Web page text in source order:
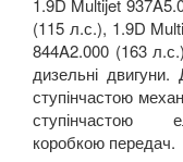
1.9D Multijet
(115 л.с.), 1.9D
844A2.000 (163
дизельні
ступінчастою
ступінчастою
коробкою передач.